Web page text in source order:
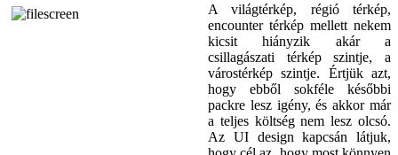
A világtérkép, régió térkép,
encounter térkép mellett nekem
kicsit hiányzik akár a
csillagászati térkép szintje, a
várostérkép szintje. Értjük azt,
hogy ebből sokféle későbbi
packre lesz igény, és akkor már
a teljes költség nem lesz olcsó.
Az UI design kapcsán látjuk,